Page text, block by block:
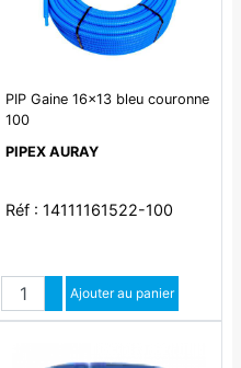
PIP Gaine 16x13 bleu couronne
100
PIPEX AURAY
Réf : 14111161522-100
QuantitéAugmenter quantité
Diminuer quantité
Ajouter au panier